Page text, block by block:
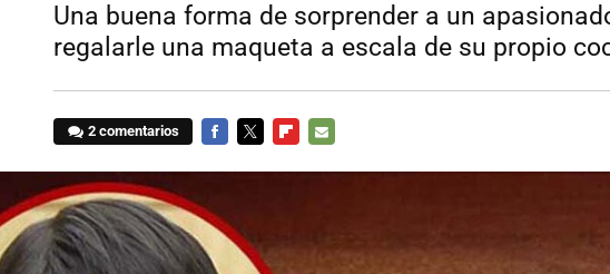
Una buena forma de sorprender a un
regalarle una maqueta a escala de su propio
2 comentarios